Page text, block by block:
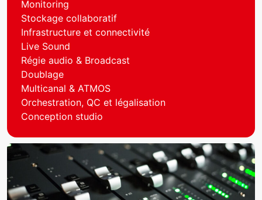
Monitoring
Stockage collaboratif
Infrastructure et connectivité
Live Sound
Régie audio & Broadcast
Doublage
Multicanal & ATMOS
Orchestration, QC et légalisation
Conception studio